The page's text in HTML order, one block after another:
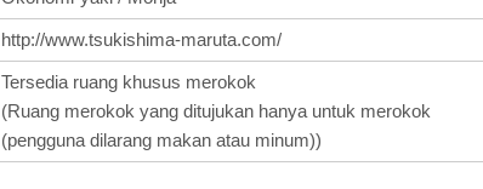
http://www.tsukishima-maruta.com/
Tersedia ruang khusus merokok
(Ruang merokok yang ditujukan hanya untuk merokok
(pengguna dilarang makan atau minum))